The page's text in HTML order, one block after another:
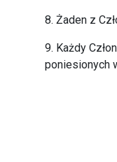
8. Żaden z
9. Każdy
poniesionych